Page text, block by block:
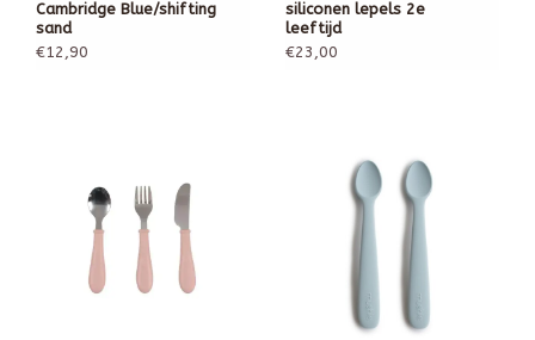
Cambridge Blue/shifting
sand
€12,90
siliconen lepels 2e
leeftijd
€23,00